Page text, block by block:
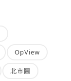
OpView
北市圖